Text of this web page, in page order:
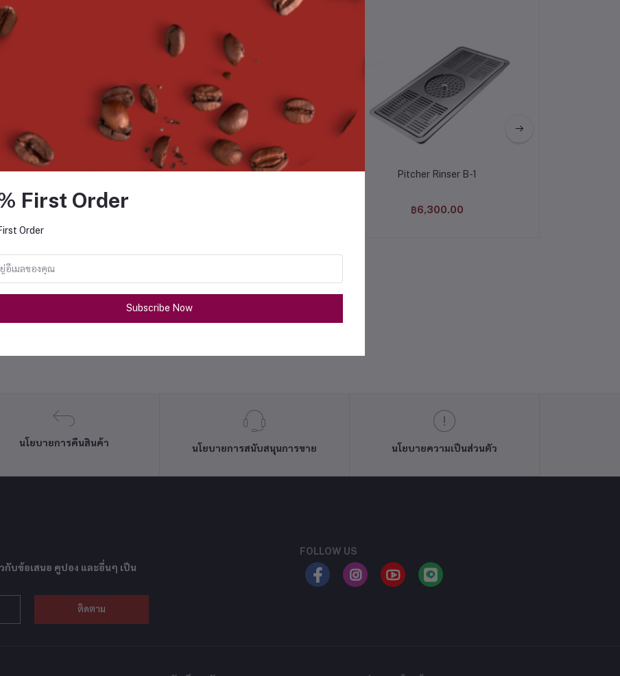
Pitcher Rinser N Krome
฿7,300.00
Brewista Smart Scale V3 Pitcher Rinser B-1
฿6,300.00
นโยบายการคืนสินค้า
นโยบายการสนับสนุนการขาย นโยบายความเป็นส่วนตัว
กับข้อเสนอ คูปอง และอื่นๆ เป็น
ติดตาม
FOLLOW US
First Order
Order
Subscribe Now